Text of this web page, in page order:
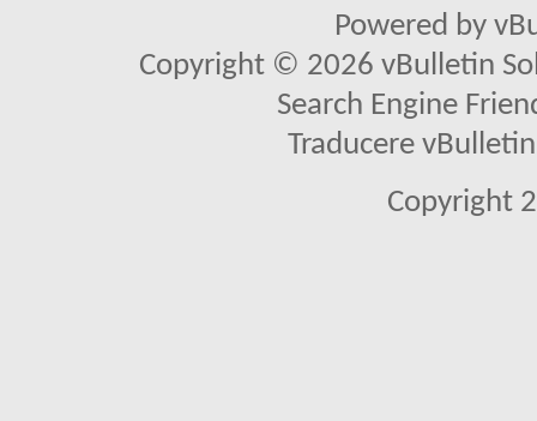
Powered by
Copyright © 2026 vBulletin
Search Engine
Traducere
Copyright